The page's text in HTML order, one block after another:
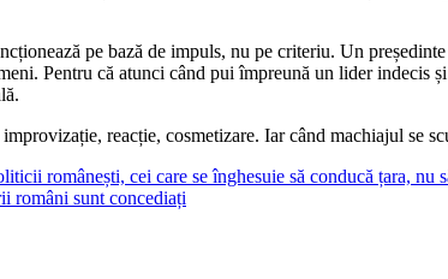
pe bază de impuls, nu pe criteriu. Un
Pentru că atunci când pui împreună un lider indecis
reacție, cosmetizare. Iar când machiajul se
românești, cei care se înghesuie să conducă țara, nu
români sunt concediați